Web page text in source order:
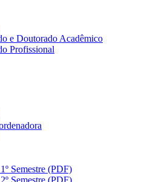
e Doutorado Acadêmico
Profissional
Semestre (PDF)
Semestre (PDF)